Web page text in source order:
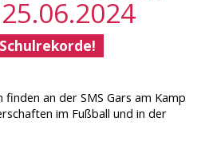
finden an der SMS Gars am Kamp
im Fußball und in der